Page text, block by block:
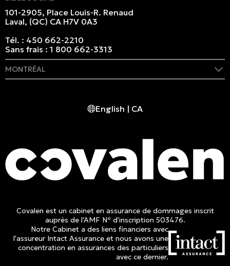
101-2905, Place Louis-R. Renaud
Laval, (QC) CA H7V 0A3
Tél. : 450 662-2210
Sans frais :1 800 662-3313
MONTRÉAL
409 rue Marie-Morin
English | CA
Covalen est un cabinet en assurance de dommages inscrit
auprès de l'AMF Nº d'inscription 503476.
Notre Cabinet a des liens financiers avec
l'assureur Intact Assurance et nous avons une
concentration en assurances des particuliers
avec ce dernier.